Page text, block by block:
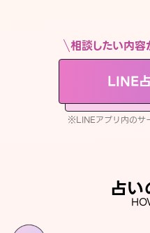
相談したい内
LINE
※LINEアプリ内のサ
占